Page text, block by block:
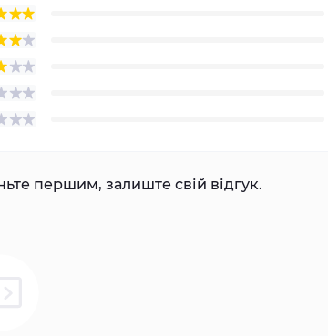
першим, залиште свій відгук.